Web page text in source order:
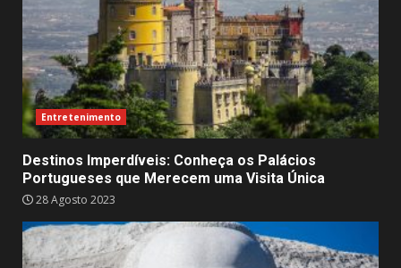
Entretenimento
Destinos Imperdíveis: Conheça os Palácios
Portugueses que Merecem uma Visita Única
28 Agosto 2023